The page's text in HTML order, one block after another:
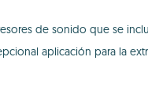
de sonido que se
aplicación para la